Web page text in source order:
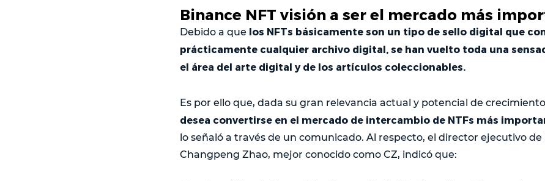
Binance NFT visión a ser el mercado más
Debido a que los NFTs básicamente son un tipo de sello digital que
prácticamente cualquier archivo digital, se han vuelto toda una
el área del arte digital y de los artículos coleccionables.
Es por ello que, dada su gran relevancia actual y potencial de
desea convertirse en el mercado de intercambio de NTFs más
lo señaló a través de un comunicado. Al respecto, el director ejecutivo de
Changpeng Zhao, mejor conocido como CZ, indicó que: